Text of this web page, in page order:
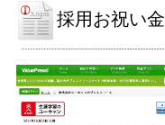
採用お祝い金